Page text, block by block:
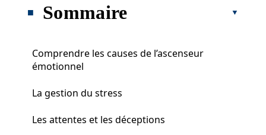
Sommaire
Comprendre les causes de l’ascenseur
émotionnel
La gestion du stress
Les attentes et les déceptions